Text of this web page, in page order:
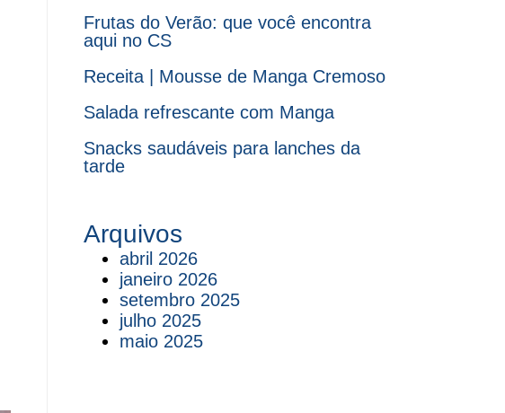
Frutas do Verão: que você encontra
aqui no CS
Receita | Mousse de Manga Cremoso
Salada refrescante com Manga
Snacks saudáveis para lanches da
tarde
Arquivos
abril 2026
janeiro 2026
setembro 2025
julho 2025
maio 2025